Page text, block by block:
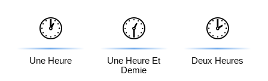
🕐
Une Heure
🕜
Une Heure Et
Demie
🕑
Deux Heures